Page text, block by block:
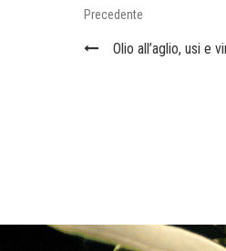
Navigazione
articoli
Previous
Precedente
Olio all’aglio, usi e